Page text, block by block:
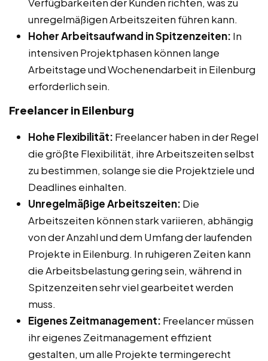
unregelmäßigen Arbeitszeiten führen kann.
Hoher Arbeitsaufwand in Spitzenzeiten: In
intensiven Projektphasen können lange
Arbeitstage und Wochenendarbeit in Eilenburg
erforderlich sein.
Freelancer in Eilenburg
Hohe Flexibilität: Freelancer haben in der Regel
die größte Flexibilität, ihre Arbeitszeiten selbst
zu bestimmen, solange sie die Projektziele und
Deadlines einhalten.
Unregelmäßige Arbeitszeiten: Die
Arbeitszeiten können stark variieren, abhängig
von der Anzahl und dem Umfang der laufenden
Projekte in Eilenburg. In ruhigeren Zeiten kann
die Arbeitsbelastung gering sein, während in
Spitzenzeiten sehr viel gearbeitet werden
muss.
Eigenes Zeitmanagement: Freelancer müssen
ihr eigenes Zeitmanagement effizient
gestalten, um alle Projekte termingerecht